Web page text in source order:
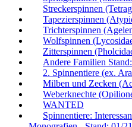
Streckerspinnen
Tapezierspinnen
Trichterspinnen
Wolfspinnen
Zitterspinnen
Andere Familien
2. Spinnentiere (ex.
Milben und Zecken
Weberknechte
WANTED
Spinnentiere: